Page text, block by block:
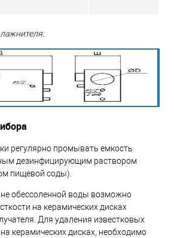
регулярно промывать емкость
дезинфицирующим раствором
пищевой соды).
обессоленной воды возможно
на керамических дисках
Для удаления известковых
керамических дисках, необходимо